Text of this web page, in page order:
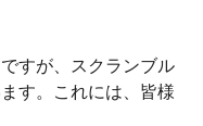
すが、スクランブル
す。これには、皆様